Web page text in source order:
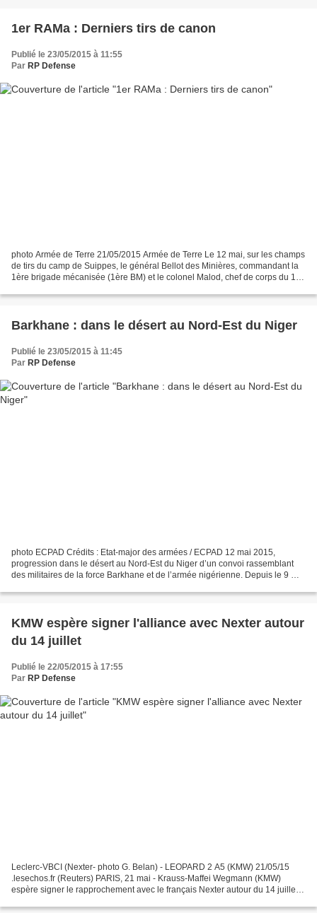
1er RAMa : Derniers tirs de canon
Publié le 23/05/2015 à 11:55
Par RP Defense
photo Armée de Terre 21/05/2015 Armée de Terre Le 12 mai, sur les champs
de tirs du camp de Suippes, le général Bellot des Minières, commandant la
1ère brigade mécanisée (1ère BM) et le colonel Malod, chef de corps du 1er
Barkhane : dans le désert au Nord-Est du Niger
Publié le 23/05/2015 à 11:45
Par RP Defense
photo ECPAD Crédits : Etat-major des armées / ECPAD 12 mai 2015,
progression dans le désert au Nord-Est du Niger d’un convoi rassemblant
des militaires de la force Barkhane et de l’armée nigérienne. Depuis le 9 mai
KMW espère signer l'alliance avec Nexter autour
du 14 juillet
Publié le 22/05/2015 à 17:55
Par RP Defense
Leclerc-VBCI (Nexter- photo G. Belan) - LEOPARD 2 A5 (KMW) 21/05/15
.lesechos.fr (Reuters) PARIS, 21 mai - Krauss-Maffei Wegmann (KMW)
espère signer le rapprochement avec le français Nexter autour du 14 juillet,